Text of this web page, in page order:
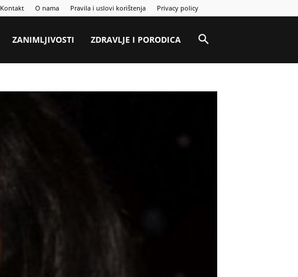
Kontakt O nama Pravila i uslovi korištenja Privacy policy
ZANIMLJIVOSTI ZDRAVLJE I PORODICA